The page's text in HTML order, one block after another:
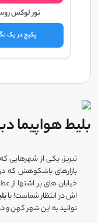
تور لوکس
پکیج در یک
بلیط هواپیما
تبریز، یکی از شهرهایی
بازارهای باشکوهش که
خیابان های پر اشتها
اش در انتظار شماست! با
توانید به این شهر کهن و